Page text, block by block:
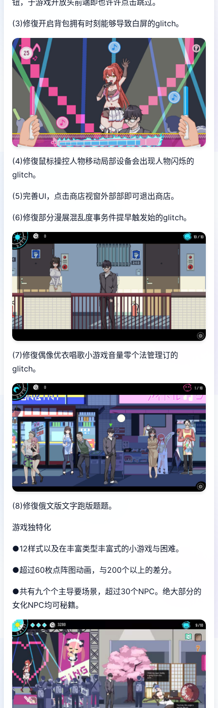
钮，于游戏开放头前端即也许许点击跳过。
(3)修復开启背包拥有时刻能够导致白屏的glitch。
(4)修復鼠标操控人物移动局部设备会出现人物闪烁的
glitch。
(5)完善UI，点击商店视窗外部部即可退出商店。
(6)修復部分漫展混乱度事务件提早触发始的glitch。
(7)修復偶像优衣唱歌小游戏音量零个法管理订的
glitch。
(8)修復俄文版文字跑版题题。
游戏独特化
●12样式以及在丰富类型丰富式的小游戏与困难。
●超过60枚点阵图动画，与200个以上的差分。
●共有九个个主导要场景，超过30个NPC。绝大部分的
女化NPC均可秘籍。